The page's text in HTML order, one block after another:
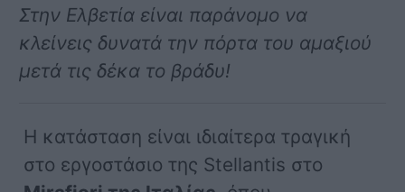
Στην Ελβετία είναι παράνομο να
κλείνεις δυνατά την πόρτα του αμαξιού
μετά τις δέκα το βράδυ!
Η κατάσταση είναι ιδιαίτερα τραγική
στο εργοστάσιο της Stellantis στο